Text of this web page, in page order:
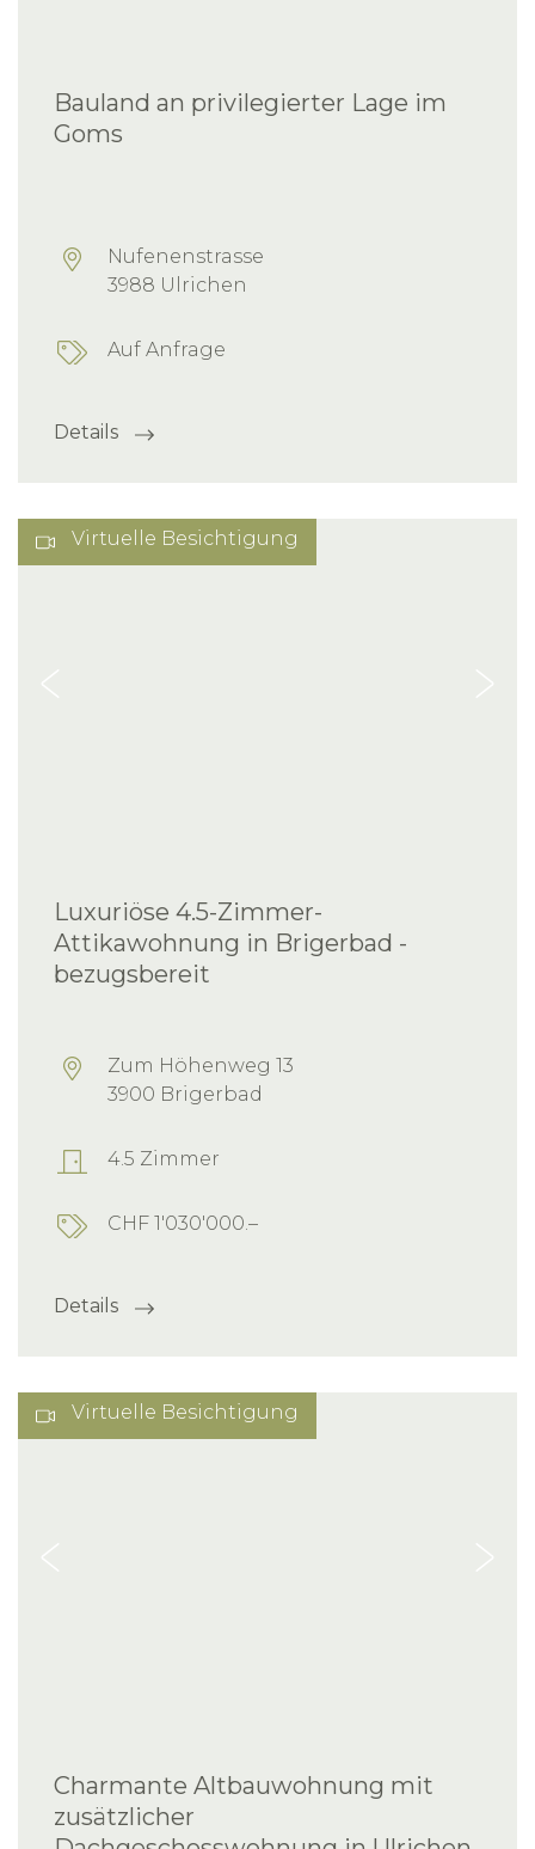
Bauland an privilegierter Lage im
Goms
Nufenenstrasse
3988 Ulrichen
Auf Anfrage
Details
Virtuelle Besichtigung
Luxuriöse 4.5-Zimmer-
Attikawohnung in Brigerbad -
bezugsbereit
Zum Höhenweg 13
3900 Brigerbad
4.5 Zimmer
CHF 1'030'000.–
Details
Virtuelle Besichtigung
Charmante Altbauwohnung mit
zusätzlicher